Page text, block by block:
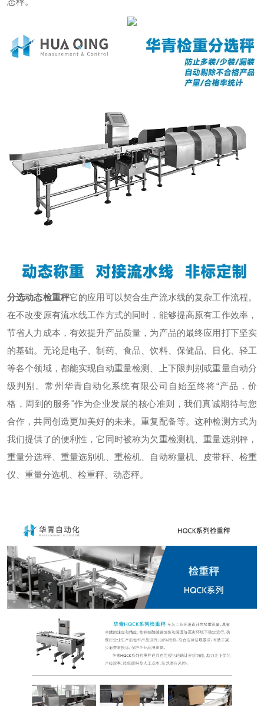
分选动态检重秤它的应用可以契合生产流水线的复杂工作流程。
在不改变原有流水线工作方式的同时，能够提高原有工作效率，
节省人力成本，有效提升产品质量，为产品的最终应用打下坚实
的基础。无论是电子、制药、食品、饮料、保健品、日化、轻工
等各个领域，都能实现自动重量检测、上下限判别或重量自动分
级判别。常州华青自动化系统有限公司自始至终将“产品，价
格，周到的服务"作为企业发展的核心准则，我们真诚期待与您
合作，共同创造更加美好的未来。重复配备等。这种检测方式为
我们提供了的便利性，它同时被称为欠重检测机、重量选别秤，
重量分选秤、重量选别机、重检机、自动称量机、皮带秤、检重
仪、重量分选机、检重秤、动态秤。